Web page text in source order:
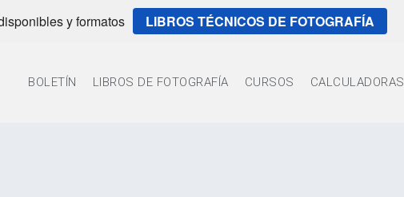
y formatos LIBROS TÉCNICOS DE FOTOGRAFÍA
BOLETÍN LIBROS DE FOTOGRAFÍA CURSOS CALCULADORAS